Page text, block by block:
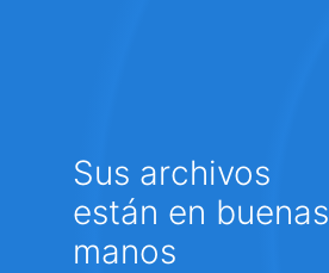
Sus archivos
están en buenas
manos